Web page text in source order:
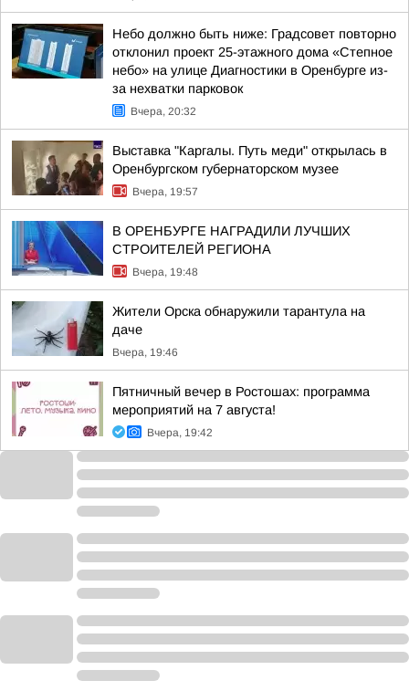
Небо должно быть ниже: Градсовет повторно
отклонил проект 25-этажного дома «Степное
небо» на улице Диагностики в Оренбурге из-
за нехватки парковок
Вчера, 20:32
Выставка "Каргалы. Путь меди" открылась в
Оренбургском губернаторском музее
Вчера, 19:57
В ОРЕНБУРГЕ НАГРАДИЛИ ЛУЧШИХ
СТРОИТЕЛЕЙ РЕГИОНА
Вчера, 19:48
Жители Орска обнаружили тарантула на
даче
Вчера, 19:46
Пятничный вечер в Ростошах: программа
мероприятий на 7 августа!
Вчера, 19:42